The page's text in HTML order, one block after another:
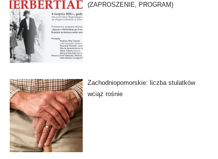
(ZAPROSZENIE, PROGRAM)
Zachodniopomorskie: liczba stulatków
wciąż rośnie